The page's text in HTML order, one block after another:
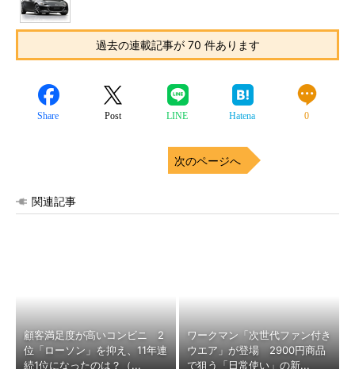
過去の連載記事が 70 件あります
Share Post LINE Hatena 0
次のページへ
関連記事
顧客満足度が高いコンビニ 2
位「ローソン」を抑え、11年連
続1位になったのは？（...
ワークマン「次世代ファン付き
ウエア」が登場 2900円商品
で狙う「日常使い」の新...